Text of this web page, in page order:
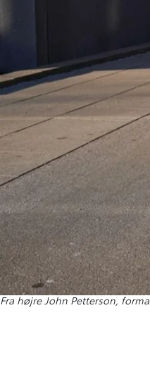
Fra højre John Petterson,